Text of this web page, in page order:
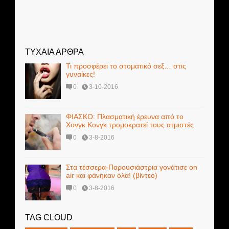
ΤΥΧΑΙΑ ΑΡΘΡΑ
Τι προσφέρει το στοματικό σεξ… στις
γυναίκες!
0 3-10-2016
ΦΙΑΣΚΟ: Πλασματική έρευνα από το
Χονγκ Κονγκ τρομοκρατεί τους ατμιστές
0 3-8-2016
Στα τέσσερα-Παρουσιάστρια γονάτισε on
air και φάνηκαν όλα! (βίντεο)
0 3-8-2016
TAG CLOUD